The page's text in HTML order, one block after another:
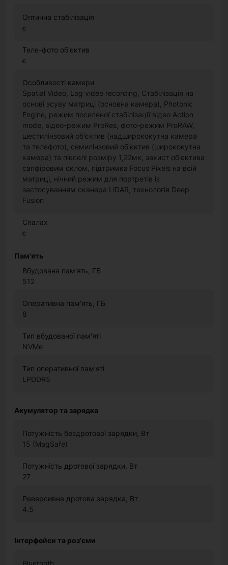
Оптична стабілізація
є
Теле-фото об'єктив
є
Особливості камери
Spatial Video, Log video recording, Стабілізація на
основі зсуву матриці (основна камера), Photonic
Engine, режим посиленої стабілізації відео Action
mode, відео-режим ProRes, фото-режим ProRAW,
шестилінзовий об'єктив (надширококутна камера
та телефото), семилінзовий об'єктив (ширококутна
камера) та пікселі розміру 1,22мк, захист об'єктива
сапфіровим склом, підтримка Focus Pixels на всій
матриці, нічний режим для портретів із
застосуванням сканера LiDAR, технологія Deep
Fusion
Спалах
є
Пам'ять
Вбудована пам'ять, ГБ
512
Оперативна пам'ять, ГБ
8
Тип вбудованої пам'яті
NVMe
Тип оперативної пам'яті
LPDDR5
Акумулятор та зарядка
Потужність бездротової зарядки, Вт
15 (MagSafe)
Потужність дротової зарядки, Вт
27
Реверсивна дротова зарядка, Вт
4.5
Інтерфейси та роз'єми
Bluetooth